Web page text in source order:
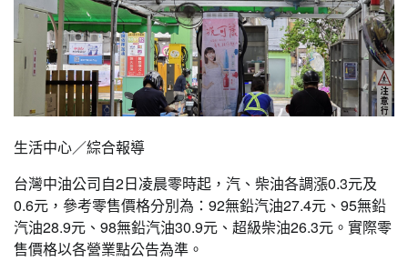
生活中心／綜合報導
台灣中油公司自2日凌晨零時起，汽、柴油各調漲0.3元及
0.6元，參考零售價格分別為：92無鉛汽油27.4元、95無鉛
汽油28.9元、98無鉛汽油30.9元、超級柴油26.3元。實際零
售價格以各營業點公告為準。